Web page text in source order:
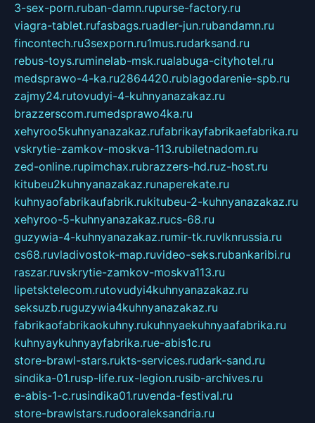
3-sex-porn.ruban-damn.rupurse-factory.ru
viagra-tablet.rufasbags.ruadler-jun.rubandamn.ru
fincontech.ru3sexporn.ru1mus.rudarksand.ru
rebus-toys.ruminelab-msk.rualabuga-cityhotel.ru
medsprawo-4-ka.ru2864420.rublagodarenie-spb.ru
zajmy24.rutovudyi-4-kuhnyanazakaz.ru
brazzerscom.rumedsprawo4ka.ru
xehyroo5kuhnyanazakaz.rufabrikayfabrikaefabrika.ru
vskrytie-zamkov-moskva-113.rubiletnadom.ru
zed-online.rupimchax.rubrazzers-hd.ruz-host.ru
kitubeu2kuhnyanazakaz.runaperekate.ru
kuhnyaofabrikaufabrik.rukitubeu-2-kuhnyanazakaz.ru
xehyroo-5-kuhnyanazakaz.rucs-68.ru
guzywia-4-kuhnyanazakaz.rumir-tk.ruvlknrussia.ru
cs68.ruvladivostok-map.ruvideo-seks.rubankaribi.ru
raszar.ruvskrytie-zamkov-moskva113.ru
lipetsktelecom.rutovudyi4kuhnyanazakaz.ru
seksuzb.ruguzywia4kuhnyanazakaz.ru
fabrikaofabrikaokuhny.rukuhnyaekuhnyaafabrika.ru
kuhnyaykuhnyayfabrika.rue-abis1c.ru
store-brawl-stars.rukts-services.rudark-sand.ru
sindika-01.rusp-life.rux-legion.rusib-archives.ru
e-abis-1-c.rusindika01.ruvenda-festival.ru
store-brawlstars.rudooraleksandria.ru